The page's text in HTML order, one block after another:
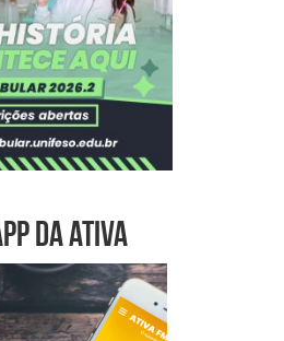
DA ATIVA